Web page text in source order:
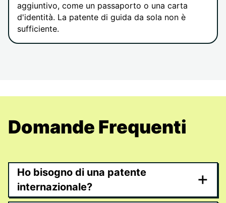
aggiuntivo, come un passaporto o una carta
d'identità. La patente di guida da sola non è
sufficiente.
Domande Frequenti
Ho bisogno di una patente
internazionale?
+